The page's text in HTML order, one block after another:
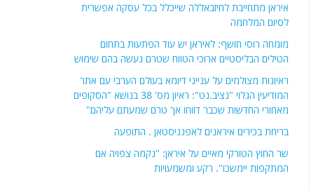
איראן מתחייבת לחיזבאללה שייכלל בכל עסקה אפשרית
לסיום המלחמה
מומחה רוסי חושף: לאיראן יש עוד הפתעות בתחום
הטילים הבליסטיים ארוכי הטווח שטרם נעשה בהם שימוש
ראיונות מצולמים על ענייני דיומא בעולם הערבי עם אתר
המודיעין הגלוי "נציב.נט": ראיון מס' 38 בנושא "הסקופים
מאחורי החדשות שכבר דווחו אך טרם שמעתם עליהם"
בריחת בכירים איראנים לאפגניסטאן . התופעה
שר החוץ הטורקי מאיים על איראן: "נקמה צפויה אם
המתקפות יימשכו". רקע ומשמעויות